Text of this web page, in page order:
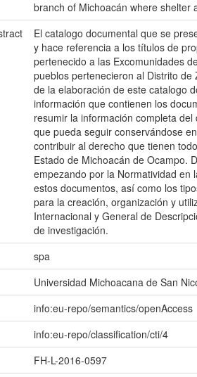
branch of Michoacán where shelter
El catalogo documental que se
y hace referencia a los títulos de
pertenecido a las Excomunidades
pueblos pertenecieron al Distrito
de la elaboración de este catalogo
información que contienen los
resumir la información completa
que pueda seguir conservándose
contribuir al derecho que tienen
Estado de Michoacán de Ocampo.
empezando por la Normatividad en
estos documentos, así como los
para la creación, organización y
Internacional y General de
de investigación.
spa
Universidad Michoacana de San
info:eu-repo/semantics/openAccess
info:eu-repo/classification/cti/4
FH-L-2016-0597